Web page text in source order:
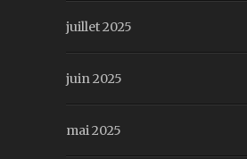
juillet 2025
juin 2025
mai 2025